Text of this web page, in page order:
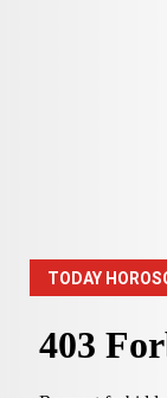
TODAY